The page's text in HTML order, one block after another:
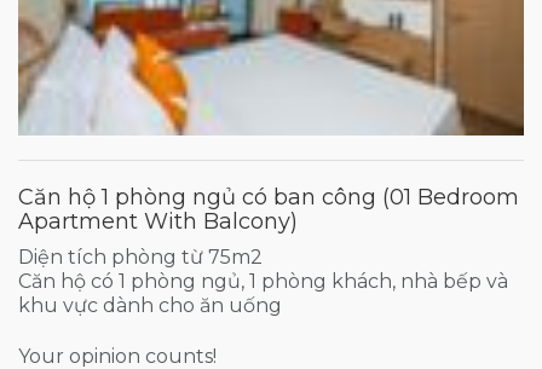
Căn hộ 1 phòng ngủ có ban công (01 Bedroom
Apartment With Balcony)
Diện tích phòng từ 75m2
Căn hộ có 1 phòng ngủ, 1 phòng khách, nhà bếp và
khu vực dành cho ăn uống
Your opinion counts!